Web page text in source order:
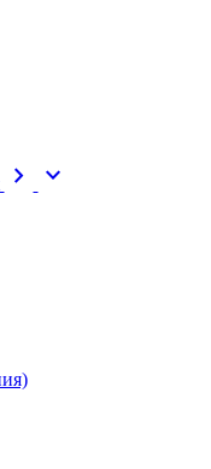
chevron_right expand_more